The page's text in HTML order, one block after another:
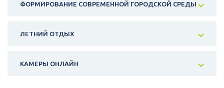
ФОРМИРОВАНИЕ СОВРЕМЕННОЙ ГОРОДСКОЙ СРЕДЫ
ЛЕТНИЙ ОТДЫХ
КАМЕРЫ ОНЛАЙН